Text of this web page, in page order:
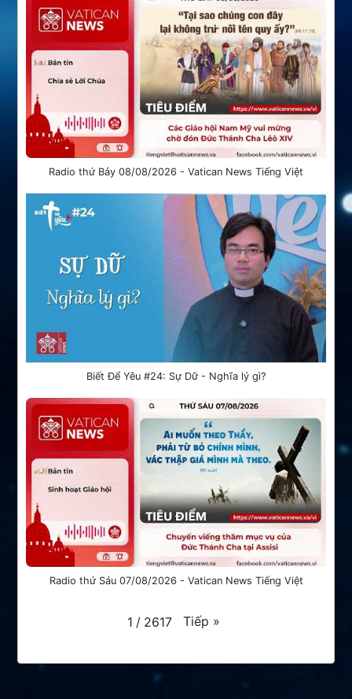
Radio thứ Bảy 08/08/2026 - Vatican News Tiếng Việt
Biết Để Yêu #24: Sự Dữ - Nghĩa lý gì?
Radio thứ Sáu 07/08/2026 - Vatican News Tiếng Việt
1 / 2617 Tiếp »